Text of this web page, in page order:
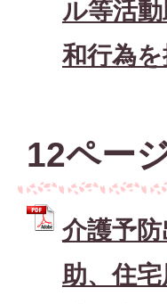
ル等活
和行為
12ペー
介護予
助、住